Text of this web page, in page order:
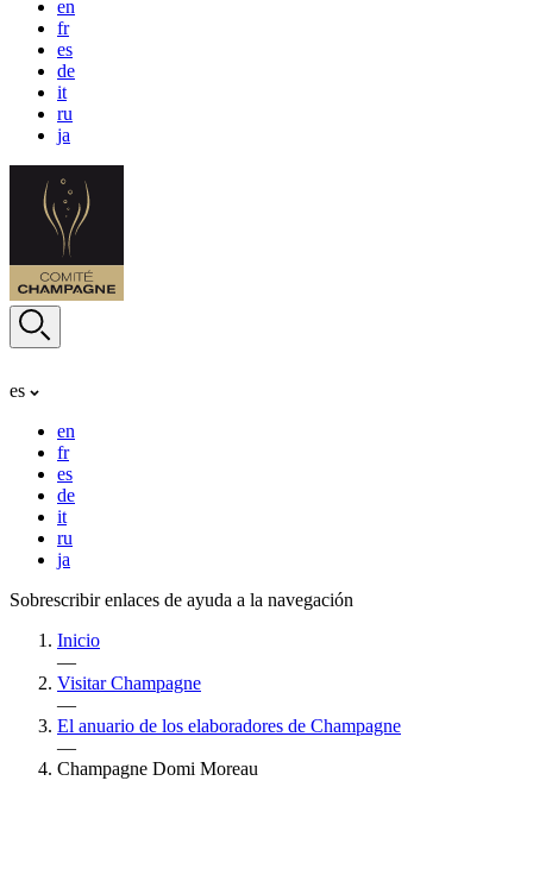
en
fr
es
de
it
ru
ja
es
en
fr
es
de
it
ru
ja
Sobrescribir enlaces de ayuda a la navegación
Inicio
—
Visitar Champagne
—
El anuario de los elaboradores de Champagne
—
Champagne Domi Moreau